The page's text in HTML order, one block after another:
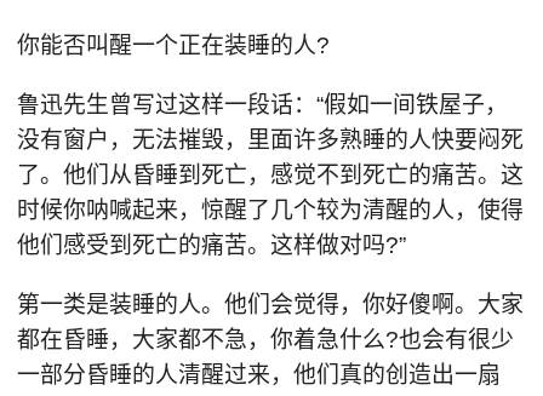
你能否叫醒一个正在装睡的人?
鲁迅先生曾写过这样一段话：“假如一间铁屋子，
没有窗户，无法摧毁，里面许多熟睡的人快要闷死
了。他们从昏睡到死亡，感觉不到死亡的痛苦。这
时候你呐喊起来，惊醒了几个较为清醒的人，使得
他们感受到死亡的痛苦。这样做对吗?”
第一类是装睡的人。他们会觉得，你好傻啊。大家
都在昏睡，大家都不急，你着急什么?也会有很少
一部分昏睡的人清醒过来，他们真的创造出一扇